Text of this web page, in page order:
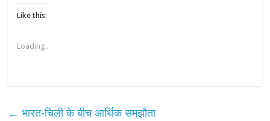
Like this:
Loading...
← भारत-चिली के बीच आर्थिक समझौता